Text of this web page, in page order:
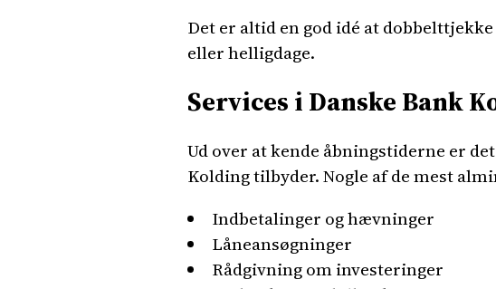
Det er altid en god idé at
eller helligdage.
Services i Danske Bank
Ud over at kende åbningstiderne er
Kolding tilbyder. Nogle af de mest
Indbetalinger og hævninger
Låneansøgninger
Rådgivning om investeringer